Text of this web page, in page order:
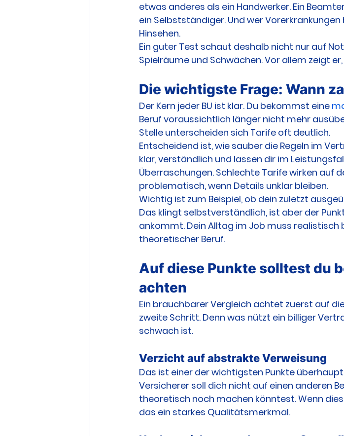
etwas anderes als ein Handwerker. Ein
ein Selbstständiger. Und wer
Hinsehen.
Ein guter Test schaut deshalb nicht nur auf
Spielräume und Schwächen. Vor allem zeigt
Die wichtigste Frage: Wann
Der Kern jeder BU ist klar. Du bekommst eine
Beruf voraussichtlich länger nicht mehr
Stelle unterscheiden sich Tarife oft deutlich.
Entscheidend ist, wie sauber die Regeln im
klar, verständlich und lassen dir im
Überraschungen. Schlechte Tarife wirken auf
problematisch, wenn Details unklar bleiben.
Wichtig ist zum Beispiel, ob dein zuletzt
Das klingt selbstverständlich, ist aber der
ankommt. Dein Alltag im Job muss
theoretischer Beruf.
Auf diese Punkte solltest du
achten
Ein brauchbarer Vergleich achtet zuerst auf
zweite Schritt. Denn was nützt ein billiger
schwach ist.
Verzicht auf abstrakte Verweisung
Das ist einer der wichtigsten Punkte
Versicherer soll dich nicht auf einen anderen
theoretisch noch machen könntest. Wenn
das ein starkes Qualitätsmerkmal.